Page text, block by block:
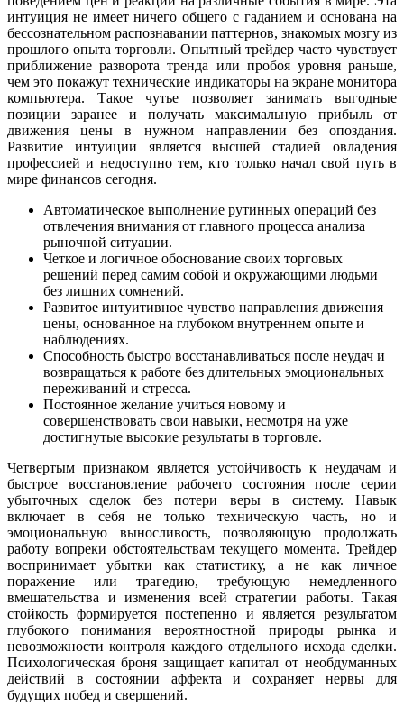
интуиция не имеет ничего общего с гаданием и основана на
бессознательном распознавании паттернов, знакомых мозгу из
прошлого опыта торговли. Опытный трейдер часто чувствует
приближение разворота тренда или пробоя уровня раньше,
чем это покажут технические индикаторы на экране монитора
компьютера. Такое чутье позволяет занимать выгодные
позиции заранее и получать максимальную прибыль от
движения цены в нужном направлении без опоздания.
Развитие интуиции является высшей стадией овладения
профессией и недоступно тем, кто только начал свой путь в
мире финансов сегодня.
Автоматическое выполнение рутинных операций без
отвлечения внимания от главного процесса анализа
рыночной ситуации.
Четкое и логичное обоснование своих торговых
решений перед самим собой и окружающими людьми
без лишних сомнений.
Развитое интуитивное чувство направления движения
цены, основанное на глубоком внутреннем опыте и
наблюдениях.
Способность быстро восстанавливаться после неудач и
возвращаться к работе без длительных эмоциональных
переживаний и стресса.
Постоянное желание учиться новому и
совершенствовать свои навыки, несмотря на уже
достигнутые высокие результаты в торговле.
Четвертым признаком является устойчивость к неудачам и
быстрое восстановление рабочего состояния после серии
убыточных сделок без потери веры в систему. Навык
включает в себя не только техническую часть, но и
эмоциональную выносливость, позволяющую продолжать
работу вопреки обстоятельствам текущего момента. Трейдер
воспринимает убытки как статистику, а не как личное
поражение или трагедию, требующую немедленного
вмешательства и изменения всей стратегии работы. Такая
стойкость формируется постепенно и является результатом
глубокого понимания вероятностной природы рынка и
невозможности контроля каждого отдельного исхода сделки.
Психологическая броня защищает капитал от необдуманных
действий в состоянии аффекта и сохраняет нервы для
будущих побед и свершений.